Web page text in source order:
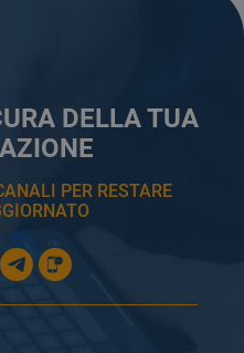
DELLA TUA
PER RESTARE